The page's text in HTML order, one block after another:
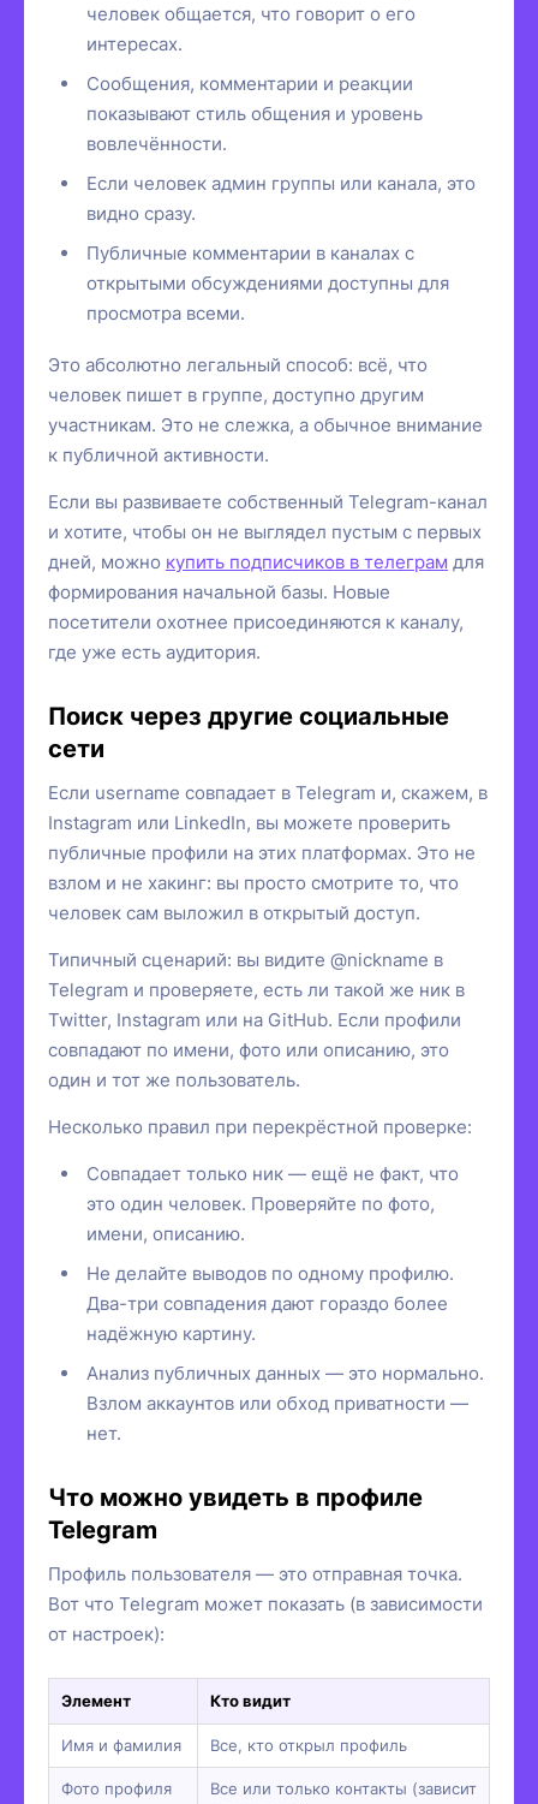
человек общается, что говорит о его
интересах.
Сообщения, комментарии и реакции
показывают стиль общения и уровень
вовлечённости.
Если человек админ группы или канала, это
видно сразу.
Публичные комментарии в каналах с
открытыми обсуждениями доступны для
просмотра всеми.
Это абсолютно легальный способ: всё, что
человек пишет в группе, доступно другим
участникам. Это не слежка, а обычное внимание
к публичной активности.
Если вы развиваете собственный Telegram-канал
и хотите, чтобы он не выглядел пустым с первых
дней, можно купить подписчиков в телеграм для
формирования начальной базы. Новые
посетители охотнее присоединяются к каналу,
где уже есть аудитория.
Поиск через другие социальные
сети
Если username совпадает в Telegram и, скажем, в
Instagram или LinkedIn, вы можете проверить
публичные профили на этих платформах. Это не
взлом и не хакинг: вы просто смотрите то, что
человек сам выложил в открытый доступ.
Типичный сценарий: вы видите @nickname в
Telegram и проверяете, есть ли такой же ник в
Twitter, Instagram или на GitHub. Если профили
совпадают по имени, фото или описанию, это
один и тот же пользователь.
Несколько правил при перекрёстной проверке:
Совпадает только ник — ещё не факт, что
это один человек. Проверяйте по фото,
имени, описанию.
Не делайте выводов по одному профилю.
Два-три совпадения дают гораздо более
надёжную картину.
Анализ публичных данных — это нормально.
Взлом аккаунтов или обход приватности —
нет.
Что можно увидеть в профиле
Telegram
Профиль пользователя — это отправная точка.
Вот что Telegram может показать (в зависимости
от настроек):
Элемент Кто видит
Имя и фамилия Все, кто открыл профиль
Фото профиля
Все или только контакты (зависит